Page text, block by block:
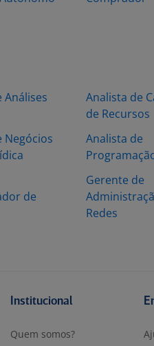
Análises
Negócios
de
Analista de
de Recursos
Analista de
Gerente de
Redes
Institucional
Quem somos?